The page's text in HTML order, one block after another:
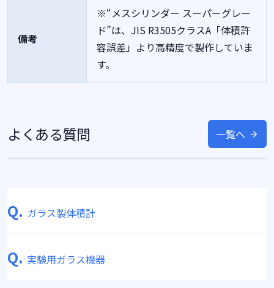
備考
※“メスシリンダー スーパーグレー
ド”は、JIS R3505クラスA「体積許
容誤差」より高精度で製作していま
す。
よくある質問 一覧へ
Q. ガラス製体積計
Q. 実験用ガラス機器